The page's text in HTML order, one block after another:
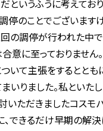
というふうに考えており
のことでございます
の調停が行われた中
意に至っておりません。
いて主張をするとと
いりました。私とい
討いただきましたコ
できるだけ早期の解